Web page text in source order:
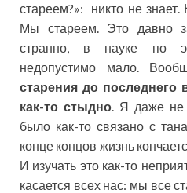
стареем?»: никто не
Мы стареем. Это давно
странно, в науке по
недопустимо мало.
старения до
как-то стыдно . Я даже
было как-то связано с
конце концов жизнь
И изучать это как-то
касается всех нас: мы все